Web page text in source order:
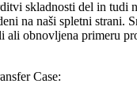
skladnosti del in tudi
na naši spletni strani.
ali obnovljena primeru
Case: